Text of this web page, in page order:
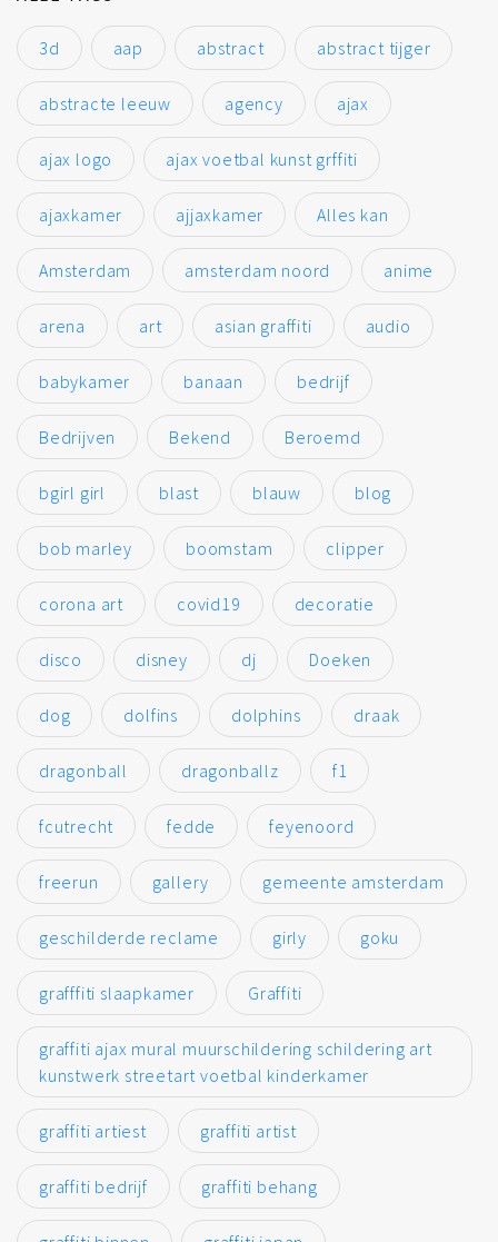
3d aap abstract abstract tijger
abstracte leeuw agency ajax
ajax logo ajax voetbal kunst grffiti
ajaxkamer ajjaxkamer Alles kan
Amsterdam amsterdam noord anime
arena art asian graffiti audio
babykamer banaan bedrijf
Bedrijven Bekend Beroemd
bgirl girl blast blauw blog
bob marley boomstam clipper
corona art covid19 decoratie
disco disney dj Doeken
dog dolfins dolphins draak
dragonball dragonballz f1
fcutrecht fedde feyenoord
freerun gallery gemeente amsterdam
geschilderde reclame girly goku
grafffiti slaapkamer Graffiti
graffiti ajax mural muurschildering schildering art
kunstwerk streetart voetbal kinderkamer
graffiti artiest graffiti artist
graffiti bedrijf graffiti behang